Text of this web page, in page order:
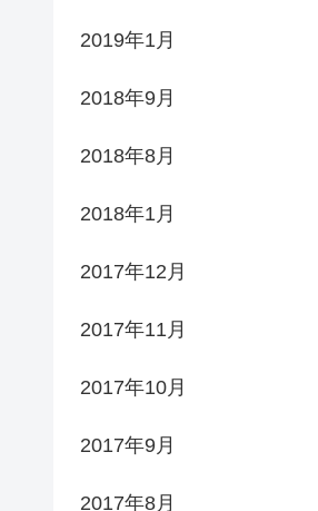
2019年1月
2018年9月
2018年8月
2018年1月
2017年12月
2017年11月
2017年10月
2017年9月
2017年8月